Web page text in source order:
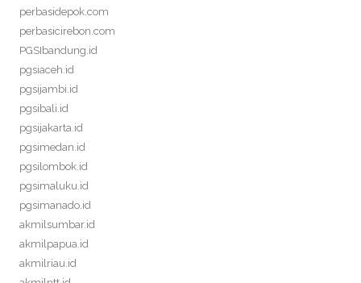
perbasidepok.com
perbasicirebon.com
PGSIbandung.id
pgsiaceh.id
pgsijambi.id
pgsibali.id
pgsijakarta.id
pgsimedan.id
pgsilombok.id
pgsimaluku.id
pgsimanado.id
akmilsumbar.id
akmilpapua.id
akmilriau.id